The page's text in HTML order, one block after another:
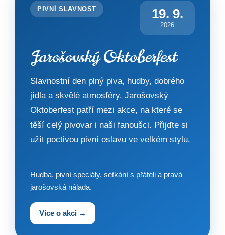
PIVNÍ SLAVNOST 19. 9.
2026
Jarošovský Oktoberfest
Slavnostní den plný piva, hudby, dobrého
jídla a skvělé atmosféry. Jarošovský
Oktoberfest patří mezi akce, na které se
těší celý pivovar i naši fanoušci. Přijďte si
užít poctivou pivní oslavu ve velkém stylu.
Hudba, pivní speciály, setkání s přáteli a pravá
jarošovská nálada.
Více o akci →